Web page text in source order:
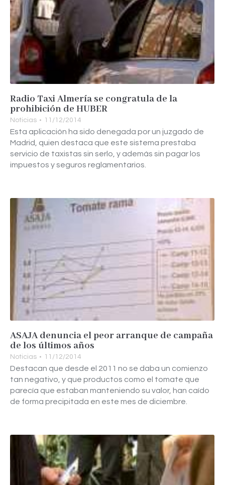
Radio Taxi Almería se congratula de la
prohibición de HUBER
Noticias 11/12/2014
Esta aplicación ha sido denegada por un juzgado de
Madrid, quien destaca que este sistema prestaba
servicio de taxistas sin serlo, y además sin pagar los
impuestos y seguros reglamentarios.
ASAJA denuncia el peor arranque de campaña
de los últimos años
Noticias 11/12/2014
Destacan que desde el 2011 no se daba un comienzo
tan negativo, y que productos como el tomate que
parecía que estaban manteniendo su valor, han caído
de forma precipitada en este mes de diciembre.